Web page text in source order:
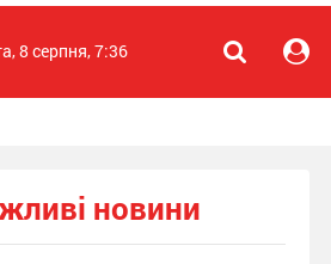
8 серпня, 7:36
новини